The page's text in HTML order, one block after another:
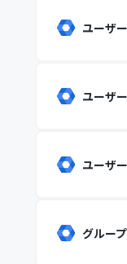
ユーザ
ユーザ
ユーザ
グルー